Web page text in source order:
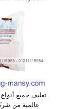
تغليف جميع
عالمية من